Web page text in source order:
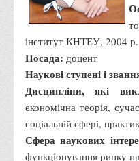
інститут КНТЕУ, 2004 р.
Посада: доцент
Наукові ступені і
Дисципліни, які
економічна теорія,
соціальній сфері,
Сфера наукових
функціонування ринку